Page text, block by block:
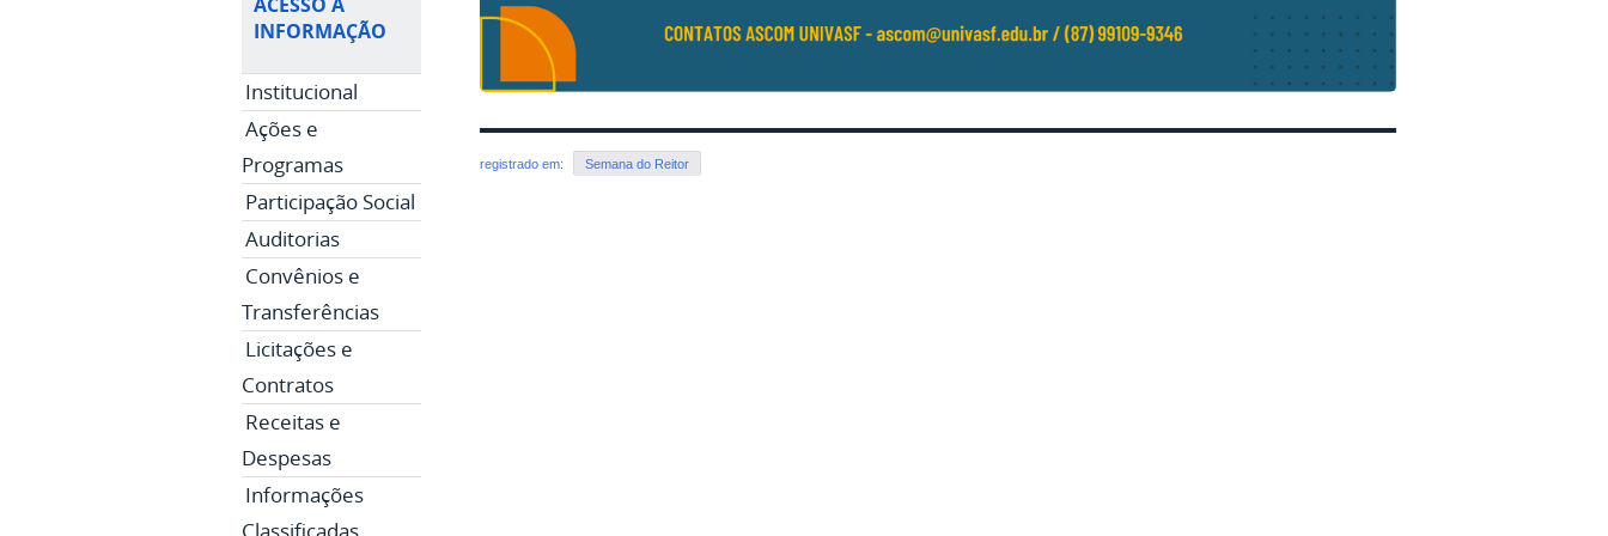
INFORMAÇÃO
Institucional
Ações e
Programas
Participação Social
Auditorias
Convênios e
Transferências
Licitações e
Contratos
Receitas e
Despesas
Informações
Classificadas
registrado em: Semana do Reitor